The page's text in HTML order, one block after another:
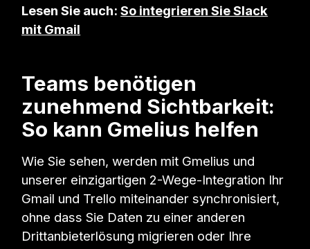
Lesen Sie auch:So integrieren Sie Slack
mit Gmail
Teams benötigen
zunehmend Sichtbarkeit:
So kann Gmelius helfen
Wie Sie sehen, werden mit Gmelius und
unserer einzigartigen 2-Wege-Integration Ihr
Gmail und Trello miteinander synchronisiert,
ohne dass Sie Daten zu einer anderen
Drittanbieterlösung migrieren oder Ihre